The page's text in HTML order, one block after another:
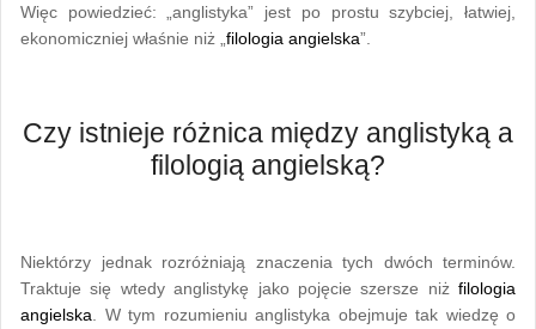
Więc powiedzieć: „anglistyka” jest po prostu szybciej, łatwiej,
ekonomiczniej właśnie niż „ filologia angielska”.
Czy istnieje różnica między anglistyką a
filologią angielską?
Niektórzy jednak rozróżniają znaczenia tych dwóch terminów.
Traktuje się wtedy anglistykę jako pojęcie szersze niż filologia
angielska . W tym rozumieniu anglistyka obejmuje tak wiedzę o